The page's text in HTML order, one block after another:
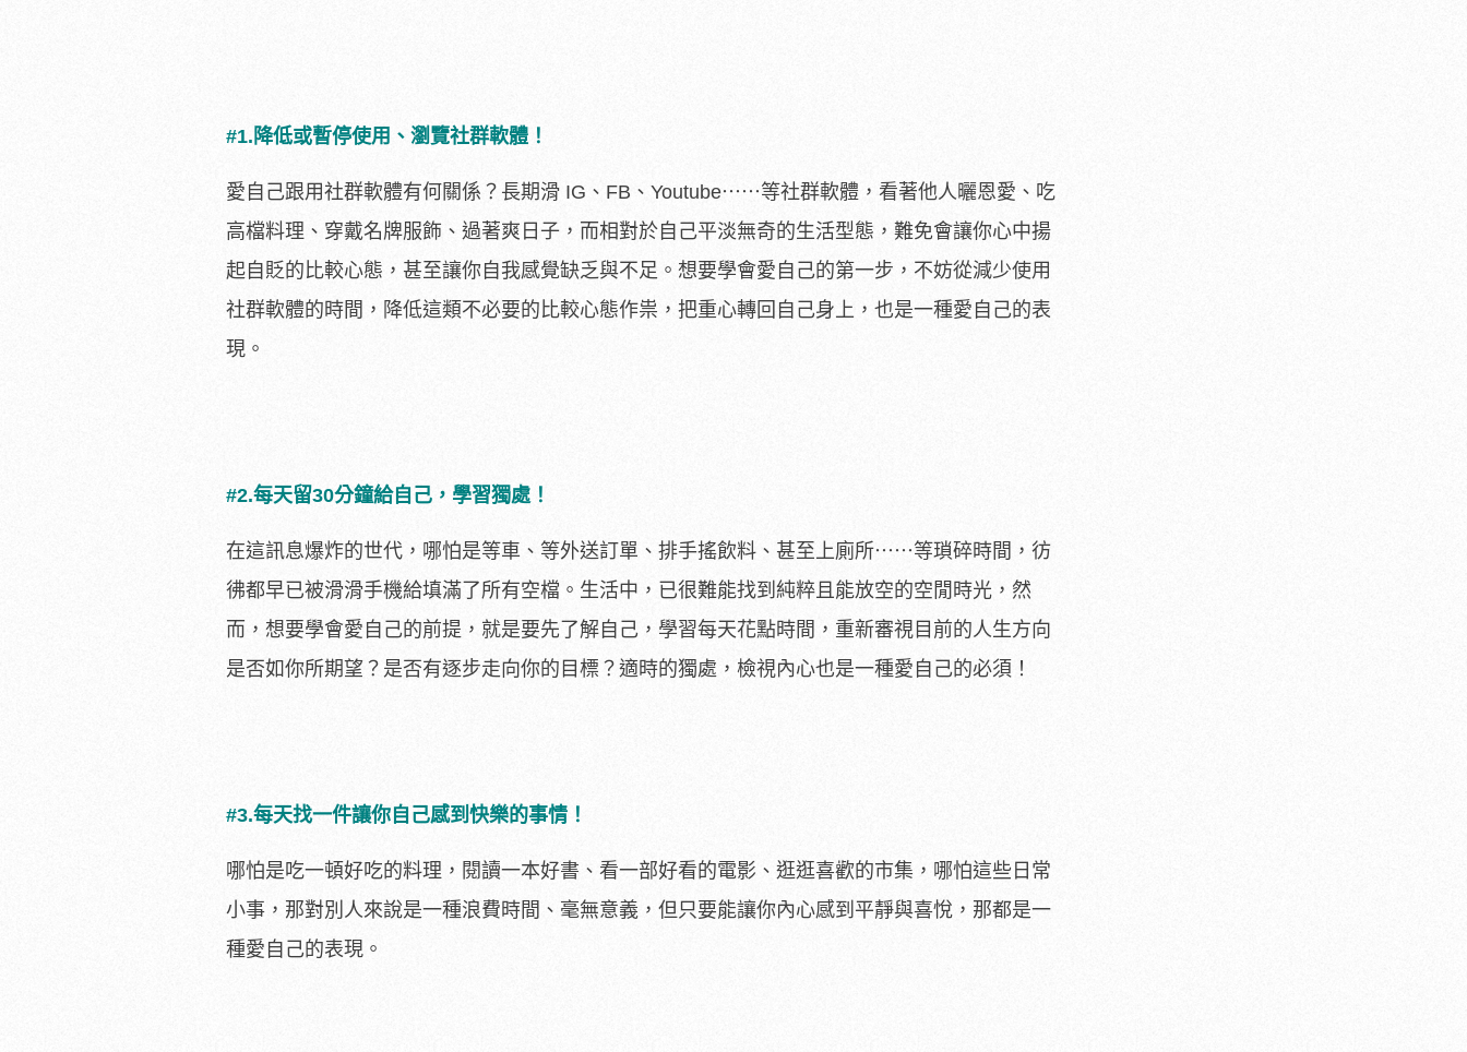
#1.降低或暫停使用、瀏覽社群軟體！
愛自己跟用社群軟體有何關係？長期滑 IG、FB、Youtube⋯⋯等社群軟體，看著他人曬恩愛、吃
高檔料理、穿戴名牌服飾、過著爽日子，而相對於自己平淡無奇的生活型態，難免會讓你心中揚
起自貶的比較心態，甚至讓你自我感覺缺乏與不足。想要學會愛自己的第一步，不妨從減少使用
社群軟體的時間，降低這類不必要的比較心態作祟，把重心轉回自己身上，也是一種愛自己的表
現。
#2.每天留30分鐘給自己，學習獨處！
在這訊息爆炸的世代，哪怕是等車、等外送訂單、排手搖飲料、甚至上廁所⋯⋯等瑣碎時間，彷
彿都早已被滑滑手機給填滿了所有空檔。生活中，已很難能找到純粹且能放空的空閒時光，然
而，想要學會愛自己的前提，就是要先了解自己，學習每天花點時間，重新審視目前的人生方向
是否如你所期望？是否有逐步走向你的目標？適時的獨處，檢視內心也是一種愛自己的必須！
#3.每天找一件讓你自己感到快樂的事情！
哪怕是吃一頓好吃的料理，閱讀一本好書、看一部好看的電影、逛逛喜歡的市集，哪怕這些日常
小事，那對別人來說是一種浪費時間、毫無意義，但只要能讓你內心感到平靜與喜悅，那都是一
種愛自己的表現。